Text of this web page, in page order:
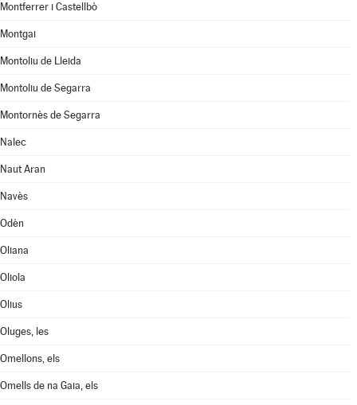
Montferrer i Castellbò
Montgai
Montoliu de Lleida
Montoliu de Segarra
Montornès de Segarra
Nalec
Naut Aran
Navès
Odèn
Oliana
Oliola
Olius
Oluges, les
Omellons, els
Omells de na Gaia, els